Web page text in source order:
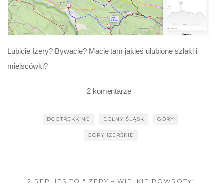
Lubicie Izery? Bywacie? Macie tam jakieś ulubione szlaki i
miejscówki?
2 komentarze
DOGTREKKING DOLNY ŚLĄSK GÓRY
GÓRY IZERSKIE
2 REPLIES TO “IZERY – WIELKIE POWROTY”